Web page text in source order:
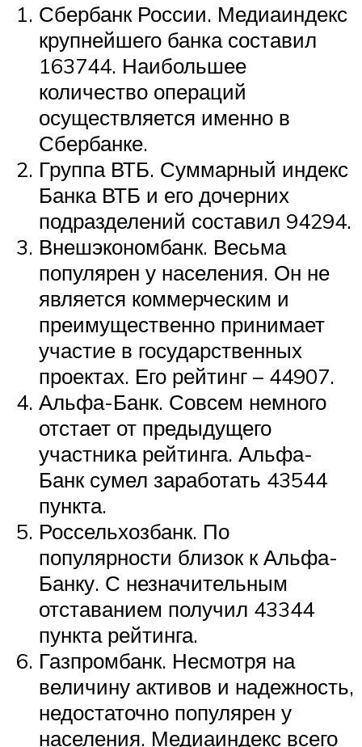
Сбербанк России. Медиаиндекс
крупнейшего банка составил
163744. Наибольшее
количество операций
осуществляется именно в
Сбербанке.
Группа ВТБ. Суммарный индекс
Банка ВТБ и его дочерних
подразделений составил 94294.
Внешэкономбанк. Весьма
популярен у населения. Он не
является коммерческим и
преимущественно принимает
участие в государственных
проектах. Его рейтинг – 44907.
Альфа-Банк. Совсем немного
отстает от предыдущего
участника рейтинга. Альфа-
Банк сумел заработать 43544
пункта.
Россельхозбанк. По
популярности близок к Альфа-
Банку. С незначительным
отставанием получил 43344
пункта рейтинга.
Газпромбанк. Несмотря на
величину активов и надежность,
недостаточно популярен у
населения. Медиаиндекс всего